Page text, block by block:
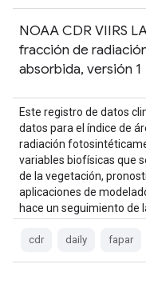
NOAA CDR VIIRS
fracción de
absorbida, versión 1
Este registro de datos
datos para el índice de
radiación
variables biofísicas que
de la vegetación,
aplicaciones de
hace un seguimiento de
cdr daily fapar